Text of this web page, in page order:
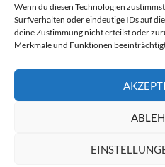
Wenn du diesen Technologien
Surfverhalten oder eindeutige IDs auf
deine Zustimmung nicht erteilst oder
Merkmale und Funktionen
OFFIZIELLES
Impressum